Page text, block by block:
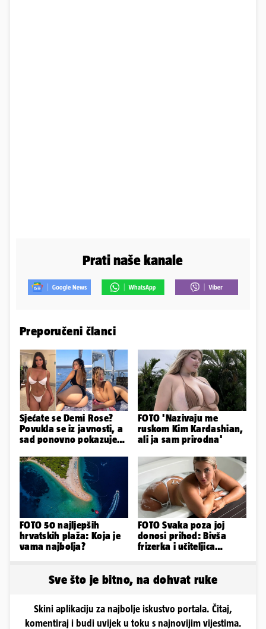
Prati naše kanale
Preporučeni članci
Sjećate se Demi Rose?
Povukla se iz javnosti, a
sad ponovno pokazuje
FOTO 'Nazivaju me
ruskom Kim Kardashian,
ali ja sam prirodna'
FOTO 50 najljepših
hrvatskih plaža: Koja je
vama najbolja?
FOTO Svaka poza joj
donosi prihod: Bivša
frizerka i učiteljica
Sve što je bitno, na dohvat ruke
Skini aplikaciju za najbolje iskustvo portala. Čitaj,
komentiraj i budi uvijek u toku s najnovijim vijestima.